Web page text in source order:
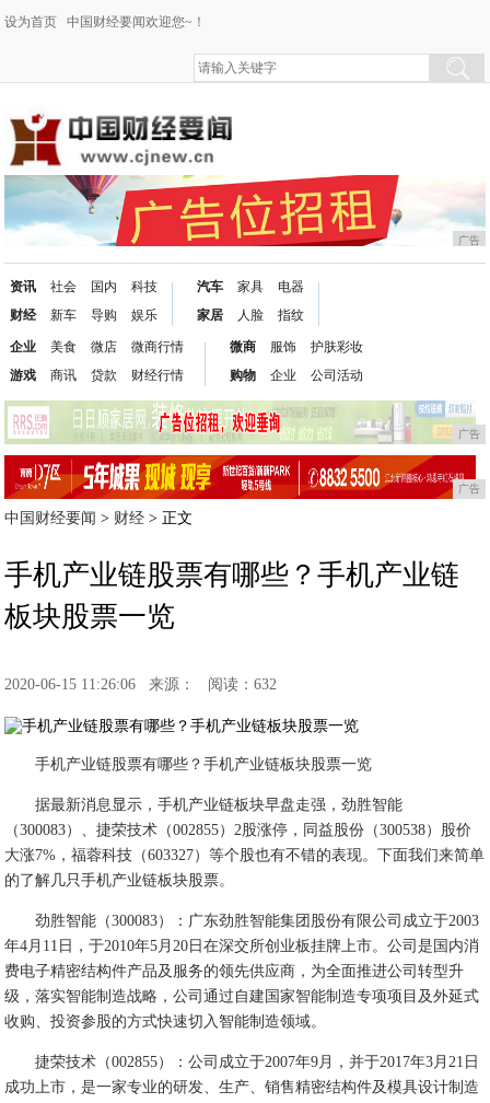
设为首页 中国财经要闻欢迎您~！
广告
资讯
财经
社会
新车
国内
导购
科技
娱乐
汽车
家居
家具
人脸
电器
指纹
企业
游戏
美食
商讯
微店
贷款
微商行情
财经行情
微商
购物
服饰
企业
护肤彩妆
公司活动
广告
广告
中国财经要闻 > 财经 > 正文
手机产业链股票有哪些？手机产业链
板块股票一览
2020-06-15 11:26:06 来源： 阅读：632
手机产业链股票有哪些？手机产业链板块股票一览
据最新消息显示，手机产业链板块早盘走强，劲胜智能
（300083）、捷荣技术（002855）2股涨停，同益股份（300538）股价
大涨7%，福蓉科技（603327）等个股也有不错的表现。下面我们来简单
的了解几只手机产业链板块股票。
劲胜智能（300083）：广东劲胜智能集团股份有限公司成立于2003
年4月11日，于2010年5月20日在深交所创业板挂牌上市。公司是国内消
费电子精密结构件产品及服务的领先供应商，为全面推进公司转型升
级，落实智能制造战略，公司通过自建国家智能制造专项项目及外延式
收购、投资参股的方式快速切入智能制造领域。
捷荣技术（002855）：公司成立于2007年9月，并于2017年3月21日
成功上市，是一家专业的研发、生产、销售精密结构件及模具设计制造